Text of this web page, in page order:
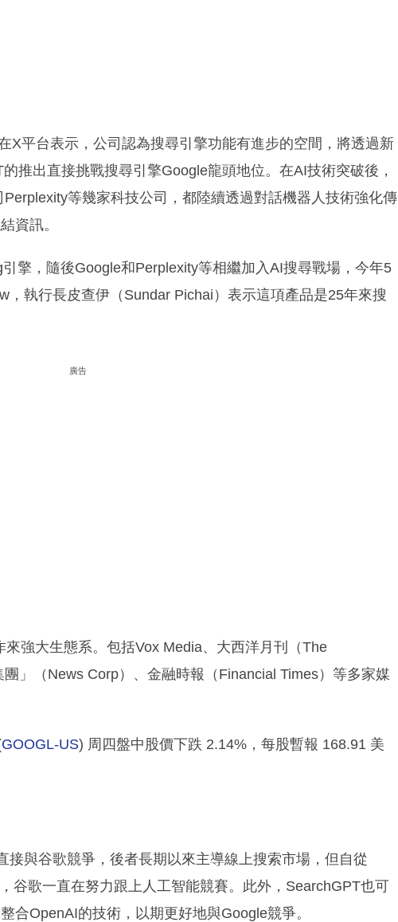
X平台表示，公司認為搜尋引擎功能有進步的空間，將透過新
推出直接挑戰搜尋引擎Google龍頭地位。在AI技術突破後，
等幾家科技公司，都陸續透過對話機器人技術強化傳
資訊。
擎，隨後Google和Perplexity等相繼加入AI搜尋戰場，今年5
，執行長皮查伊（Sundar Pichai）表示這項產品是25年來搜
廣告
強大生態系。包括Vox Media、大西洋月刊（The
」（News Corp）、金融時報（Financial Times）等多家媒
GOOGL-US) 周四盤中股價下跌 2.14%，每股暫報 168.91 美
接與谷歌競爭，後者長期以來主導線上搜索市場，但自從
谷歌一直在努力跟上人工智能競賽。此外，SearchGPT也可
合OpenAI的技術，以期更好地與Google競爭。